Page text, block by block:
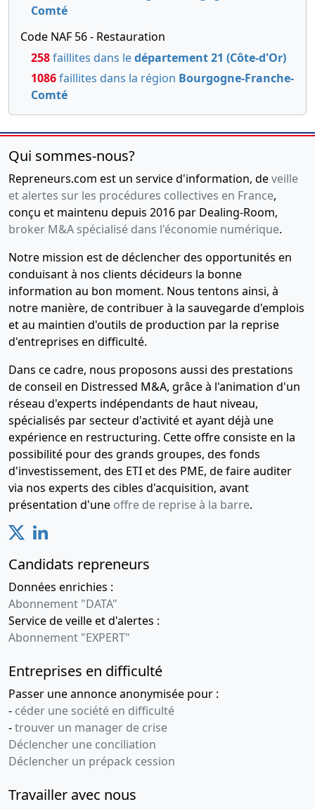
Comté
Code NAF 56 - Restauration
258faillites dans ledépartement 21 (Côte-d'Or)
1086faillites dans la région Bourgogne-Franche-
Comté
Qui sommes-nous?
Repreneurs.com est un service d'information, deveille
et alertes sur les procédures collectives en France,
conçu et maintenu depuis 2016 par Dealing-Room,
broker M&A spécialisé dans l'économie numérique.
Notre mission est de déclencher des opportunités en
conduisant à nos clients décideurs la bonne
information au bon moment. Nous tentons ainsi, à
notre manière, de contribuer à la sauvegarde d'emplois
et au maintien d'outils de production par la reprise
d'entreprises en difficulté.
Dans ce cadre, nous proposons aussi des prestations
de conseil en Distressed M&A, grâce à l'animation d'un
réseau d'experts indépendants de haut niveau,
spécialisés par secteur d'activité et ayant déjà une
expérience en restructuring. Cette offre consiste en la
possibilité pour des grands groupes, des fonds
d'investissement, des ETI et des PME, de faire auditer
via nos experts des cibles d'acquisition, avant
présentation d'une offre de reprise à la barre.
Candidats repreneurs
Données enrichies :
Abonnement "DATA"
Service de veille et d'alertes :
Abonnement "EXPERT"
Entreprises en difficulté
Passer une annonce anonymisée pour :
- céder une société en difficulté
-trouver un manager de crise
Déclencher une conciliation
Déclencher un prépack cession
Travailler avec nous